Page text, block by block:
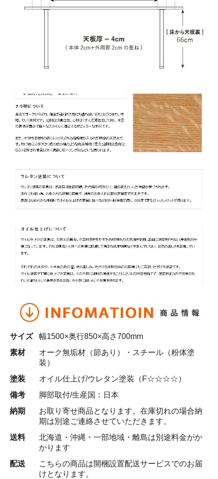
サイズ
幅1500×奥行850×高さ700mm
素材
オーク無垢材（節あり）・スチール（粉体塗
装）
塗装
オイル仕上げ/ウレタン塗装（F☆☆☆☆）
備考
脚部取付/生産国：日本
納期
お取り寄せ商品となります。在庫切れの場合納
期は別途ご連絡させていただきます。
送料
北海道・沖縄・一部地域・離島は別途料金がか
かります
配送
こちらの商品は開梱設置配送サービスでのお届
けとなります。